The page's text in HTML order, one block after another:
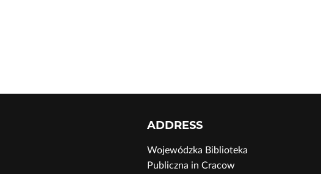
ADDRESS
Wojewódzka Biblioteka
Publiczna in Cracow